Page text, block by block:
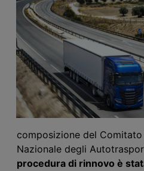
composizione del Comitato
Nazionale degli
procedura di rinnovo è